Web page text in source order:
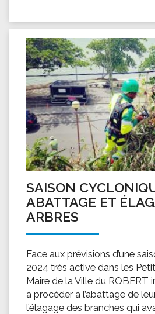
SAISON
ABATTAGE ET
ARBRES
Face aux prévisions d’une
2024 très active dans les
Maire de la Ville du ROBERT
à procéder à l’abattage de
l’élagage des branches qui